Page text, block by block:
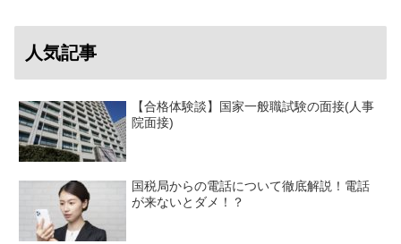
人気記事
【合格体験談】国家一般職試験の面接(人事
院面接)
国税局からの電話について徹底解説！電話
が来ないとダメ！？